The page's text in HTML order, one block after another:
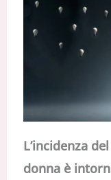
L’incidenza
donna è